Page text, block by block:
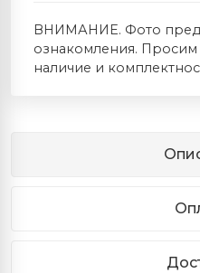
ВНИМАНИЕ. Фото
ознакомления. Просим
наличие и